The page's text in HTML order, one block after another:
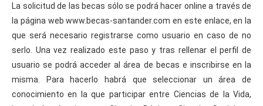
La solicitud de las becas sólo se podrá hacer online a través de
la página web www.becas-santander.com en este enlace, en la
que será necesario registrarse como usuario en caso de no
serlo. Una vez realizado este paso y tras rellenar el perfil de
usuario se podrá acceder al área de becas e inscribirse en la
misma. Para hacerlo habrá que seleccionar un área de
conocimiento en la que participar entre Ciencias de la Vida,